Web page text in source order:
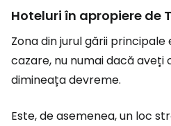
Hoteluri în apropiere de
Zona din jurul gării
cazare, nu numai dacă
dimineața devreme.
Este, de asemenea, un loc